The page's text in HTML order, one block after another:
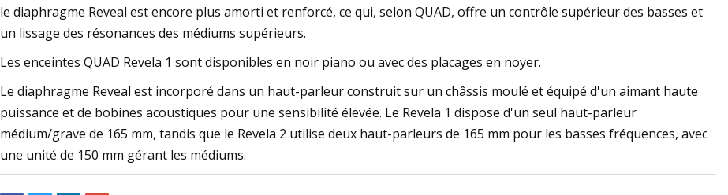
le diaphragme Reveal est encore plus amorti et renforcé, ce qui, selon QUAD, offre un contrôle supérieur des basses et
un lissage des résonances des médiums supérieurs.
Les enceintes QUAD Revela 1 sont disponibles en noir piano ou avec des placages en noyer.
Le diaphragme Reveal est incorporé dans un haut-parleur construit sur un châssis moulé et équipé d'un aimant haute
puissance et de bobines acoustiques pour une sensibilité élevée. Le Revela 1 dispose d'un seul haut-parleur
médium/grave de 165 mm, tandis que le Revela 2 utilise deux haut-parleurs de 165 mm pour les basses fréquences, avec
une unité de 150 mm gérant les médiums.